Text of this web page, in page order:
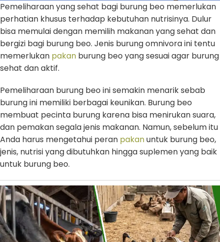
Pemeliharaan yang sehat bagi burung beo memerlukan
perhatian khusus terhadap kebutuhan nutrisinya. Dulur
bisa memulai dengan memilih makanan yang sehat dan
bergizi bagi burung beo. Jenis burung omnivora ini tentu
memerlukan pakan burung beo yang sesuai agar burung
sehat dan aktif.
Pemeliharaan burung beo ini semakin menarik sebab
burung ini memiliki berbagai keunikan. Burung beo
membuat pecinta burung karena bisa menirukan suara,
dan pemakan segala jenis makanan. Namun, sebelum itu
Anda harus mengetahui peran pakanuntuk burung beo,
jenis, nutrisi yang dibutuhkan hingga suplemen yang baik
untuk burung beo.